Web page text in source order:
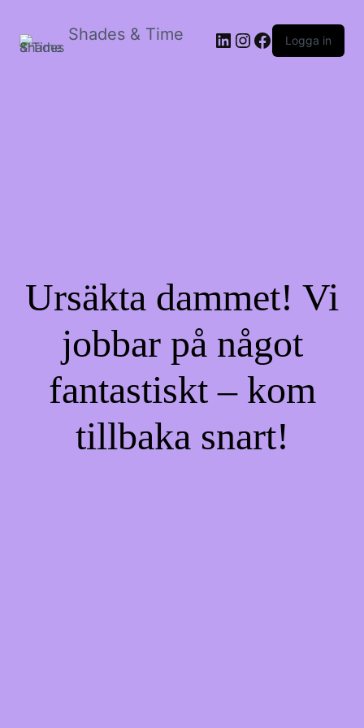
Shades & Time LinkedIn
Instagram
Facebook
Logga in
Ursäkta dammet! Vi
jobbar på något
fantastiskt – kom
tillbaka snart!